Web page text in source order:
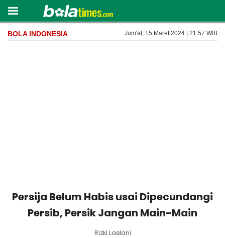
BOLA INDONESIA Jum'at, 15 Maret 2024 | 21:57 WIB
Persija Belum Habis usai Dipecundangi
Persib, Persik Jangan Main-Main
Rizki Laelani